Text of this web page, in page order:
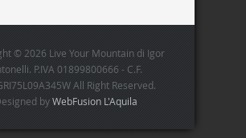
© 2026 Live Your Mountain di Igor
P.IVA 01899800666 - C.F.
All Right Reserved.
byWebFusion L'Aquila